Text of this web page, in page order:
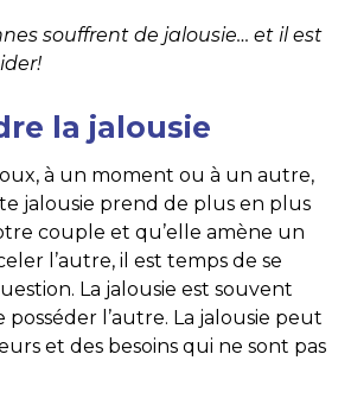
souffrent de jalousie… et il est
la jalousie
à un moment ou à un autre,
jalousie prend de plus en plus
couple et qu’elle amène un
l’autre, il est temps de se
La jalousie est souvent
posséder l’autre. La jalousie peut
et des besoins qui ne sont pas